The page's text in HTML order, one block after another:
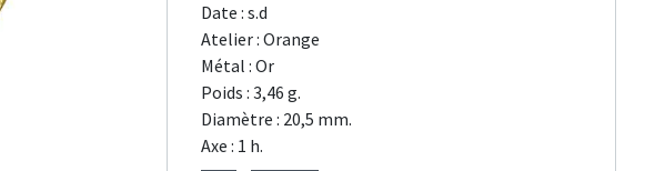
Date : s.d
Atelier : Orange
Métal : Or
Poids : 3,46 g.
Diamètre : 20,5 mm.
Axe : 1 h.